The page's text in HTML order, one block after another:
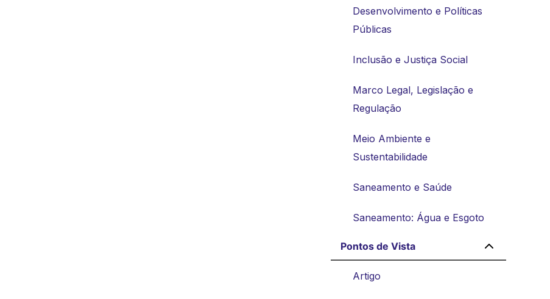
Desenvolvimento e Políticas
Públicas
Inclusão e Justiça Social
Marco Legal, Legislação e
Regulação
Meio Ambiente e
Sustentabilidade
Saneamento e Saúde
Saneamento: Água e Esgoto
Pontos de Vista
Artigo